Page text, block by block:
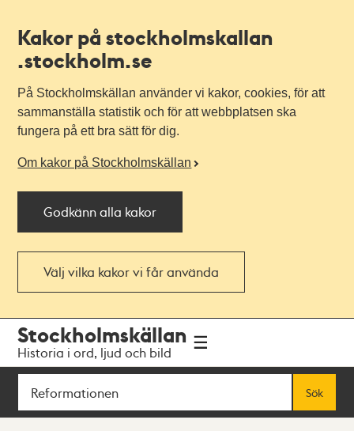
Kakor på stockholmskallan
.stockholm.se
På Stockholmskällan använder vi kakor, cookies, för att
sammanställa statistik och för att webbplatsen ska
fungera på ett bra sätt för dig.
Om kakor på Stockholmskällan
Godkänn alla kakor
Välj vilka kakor vi får använda
navigationen
huvudinnehållet
Stockholmskällan
Historia i ord, ljud och bild
Sök
Sök